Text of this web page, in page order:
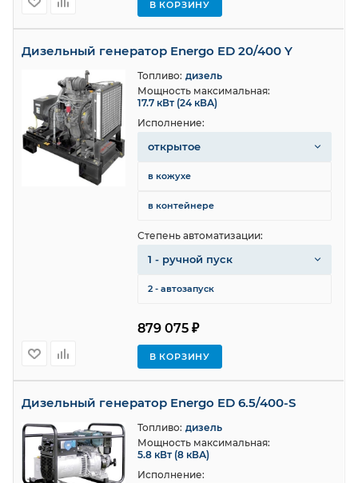
В КОРЗИНУ
Дизельный генератор Energo ED 20/400 Y
879 075 ₽
В КОРЗИНУ
Топливо: дизель
Мощность максимальная:
17.7 кВт (24 кВА)
Исполнение:
открытое
в кожухе
в контейнере
Степень автоматизации:
1 - ручной пуск
2 - автозапуск
Дизельный генератор Energo ED 6.5/400-S
Топливо: дизель
Мощность максимальная:
5.8 кВт (8 кВА)
Исполнение: